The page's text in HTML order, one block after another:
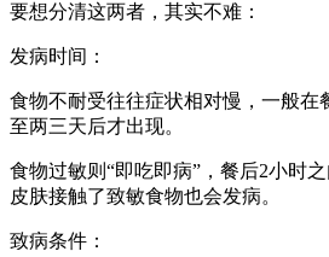
要想分清这两者，其实不难：
发病时间：
食物不耐受往往症状相对慢，一般在
至两三天后才出现。
食物过敏则“即吃即病”，餐后2小时
皮肤接触了致敏食物也会发病。
致病条件：